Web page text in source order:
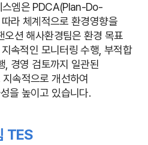
스엠은 PDCA(Plan-Do-
라 체계적으로 환경영향을
오션 해사환경팀은 환경 목표
속적인 모니터링 수행, 부적합
, 경영 검토까지 일관된
속적으로 개선하여
을 높이고 있습니다.
TES